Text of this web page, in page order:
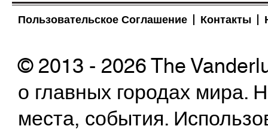
Пользовательское Соглашение Контакты
© 2013 - 2026 The
о главных городах
места, события.